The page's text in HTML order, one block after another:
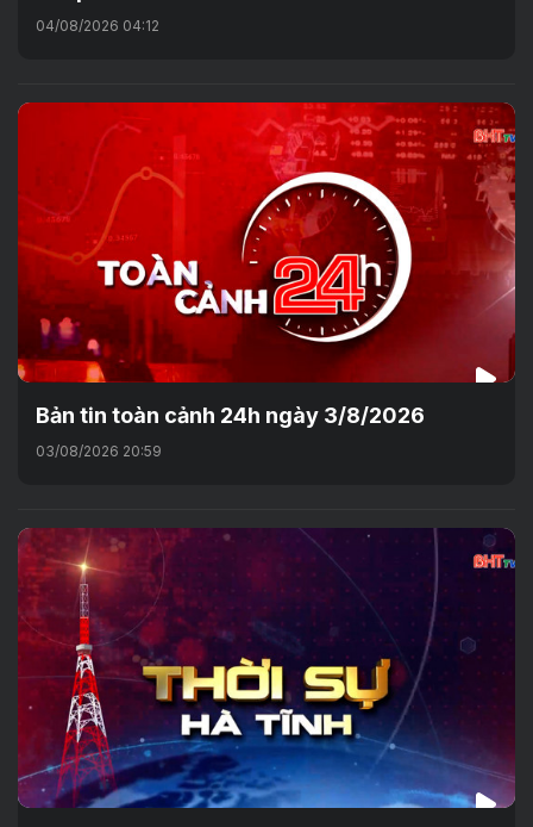
04/08/2026 04:12
Bản tin toàn cảnh 24h ngày 3/8/2026
03/08/2026 20:59